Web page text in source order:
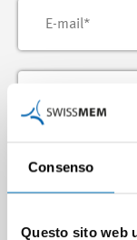
Consenso
Questo sito web